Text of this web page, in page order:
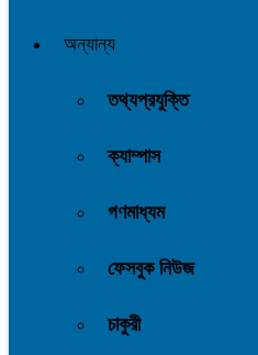
অন্যান্য
তথ্যপ্রযুক্তি
ক্যাম্পাস
গণমাধ্যম
ফেসবুক নিউজ
চাকুরী